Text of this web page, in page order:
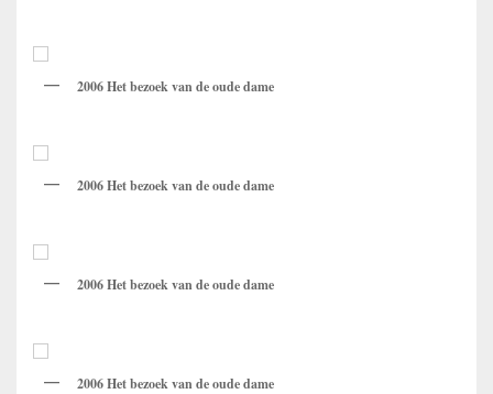
2006 Het bezoek van de oude dame
2006 Het bezoek van de oude dame
2006 Het bezoek van de oude dame
2006 Het bezoek van de oude dame